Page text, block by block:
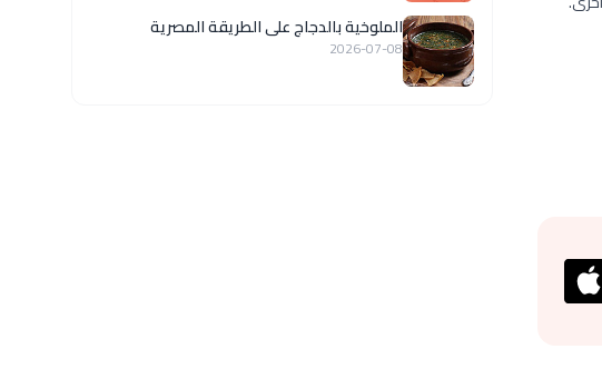
الملوخية بالدجاج على الطريقة المصرية
2026-07-08